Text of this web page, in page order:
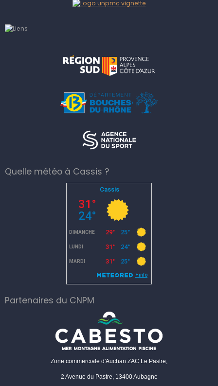
Quelle météo à Cassis ?
Partenaires du CNPM
Zone commerciale d'Auchan ZAC Le Pastre,
2 Avenue du Pastre, 13400 Aubagne